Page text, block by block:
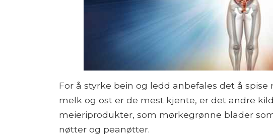
For å styrke bein og ledd anbefales det å
melk og ost er de mest kjente, er det andre
meieriprodukter, som mørkegrønne blader
nøtter og peanøtter.